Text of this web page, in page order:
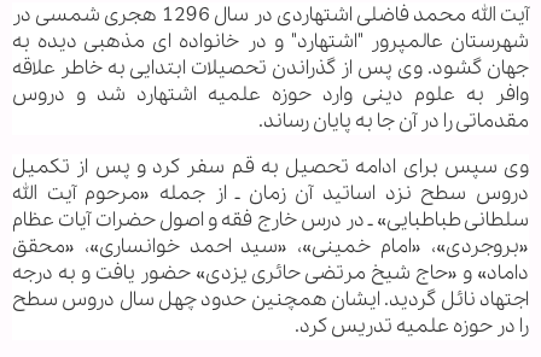
آيت الله محمد فاضلی اشتهاردی در سال 1296 هجری شمسی در
شهرستان عالم‏پرور "اشتهارد" و در خانواده ای مذهبی دیده به
جهان گشود. وی پس از گذراندن تحصیلات ابتدایی به خاطر علاقه
وافر به علوم دینی وارد حوزه علمیه اشتهارد شد و دروس
مقدماتی را در آن جا به پایان رساند.
وی سپس برای ادامه تحصیل به قم سفر کرد و پس از تکمیل
دروس سطح نزد اساتید آن زمان ـ از جمله «مرحوم آیت الله
سلطانی طباطبایی» ـ در درس خارج فقه و اصول حضرات آیات عظام
«بروجردی»، «امام خمینی»، «سید احمد خوانساری»، «محقق
داماد» و «حاج شیخ مرتضی حائری یزدی» حضور یافت و به درجه
اجتهاد نائل گردید. ایشان همچنین حدود چهل سال دروس سطح
را در حوزه علمیه تدریس کرد.